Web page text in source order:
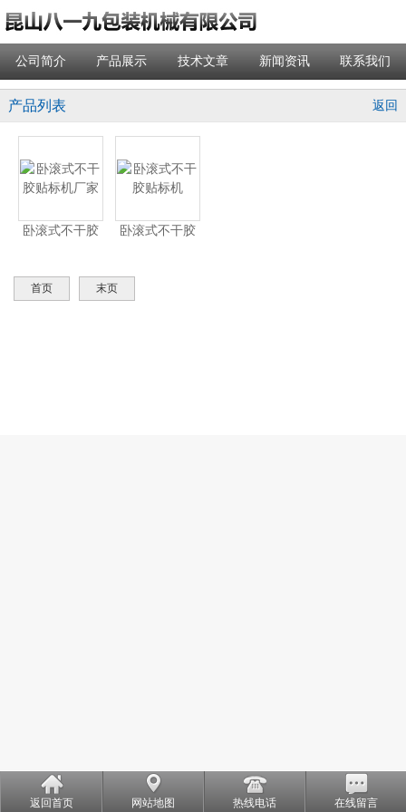
公司简介 产品展示 技术文章 新闻资讯 联系我们
产品列表 返回
卧滚式不干胶
卧滚式不干胶
首页 末页
返回首页 网站地图 热线电话 在线留言